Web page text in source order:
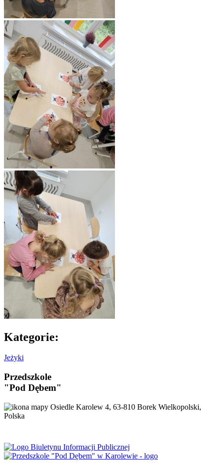
Kategorie:
Jeżyki
Przedszkole
"Pod Dębem"
Osiedle Karolew 4, 63-810 Borek Wielkopolski,
Polska